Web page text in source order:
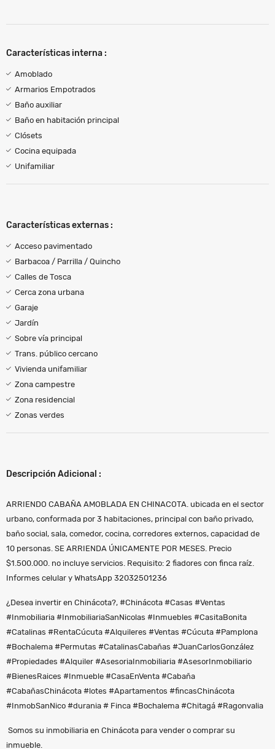
Características interna :
Amoblado
Armarios Empotrados
Baño auxiliar
Baño en habitación principal
Clósets
Cocina equipada
Unifamiliar
Características externas :
Acceso pavimentado
Barbacoa / Parrilla / Quincho
Calles de Tosca
Cerca zona urbana
Garaje
Jardín
Sobre vía principal
Trans. público cercano
Vivienda unifamiliar
Zona campestre
Zona residencial
Zonas verdes
Descripción Adicional :
ARRIENDO CABAÑA AMOBLADA EN CHINACOTA. ubicada en el sector
urbano, conformada por 3 habitaciones, principal con baño privado,
baño social, sala, comedor, cocina, corredores externos, capacidad de
10 personas. SE ARRIENDA ÚNICAMENTE POR MESES. Precio
$1.500.000. no incluye servicios. Requisito: 2 fiadores con finca raíz.
Informes celular y WhatsApp 32032501236
¿Desea invertir en Chinácota?, #Chinácota #Casas #Ventas
#Inmobiliaria #InmobiliariaSanNicolas #Inmuebles #CasitaBonita
#Catalinas #RentaCúcuta #Alquileres #Ventas #Cúcuta #Pamplona
#Bochalema #Permutas #CatalinasCabañas #JuanCarlosGonzález
#Propiedades #Alquiler #AsesoriaInmobiliaria #AsesorInmobiliario
#BienesRaices #Inmueble #CasaEnVenta #Cabaña
#CabañasChinácota #lotes #Apartamentos #fincasChinácota
#InmobSanNico #durania # Finca #Bochalema #Chitagá #Ragonvalia
Somos su inmobiliaria en Chinácota para vender o comprar su
inmueble.